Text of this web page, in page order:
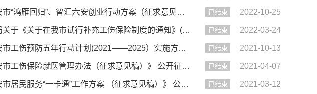
【征集】六安市人力资源和社会保障局关于《六安市“鸿雁回归”、智汇六安创业行动方案（征求意见稿）》公开征求意... 已结束 2022-10-25
【征集】【已结束】六安市人力资源和社会保障局关于《关于在我市试行补充工伤保险制度的通知》(征求意见稿)公开征... 已结束 2022-03-24
【征集】六安市人力资源和社会保障局关于《六安市工伤预防五年行动计划(2021——2025）实施方案》(征求意见稿)公... 已结束 2021-10-13
【征集】六安市人力资源和社会保障局关于《六安市工伤保险就医管理办法（征求意见稿）》 公开征求意见的通知 已结束 2021-04-07
【征集】六安市人力资源和社会保障局关于《六安市居民服务“一卡通”工作方案 （征求意见稿）》 公开征求意见的通... 已结束 2021-03-12